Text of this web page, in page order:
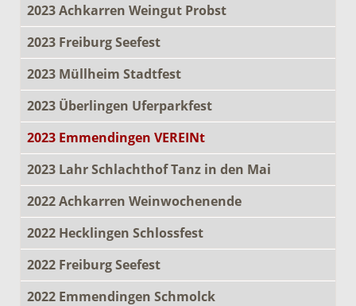
2023 Achkarren Weingut Probst
2023 Freiburg Seefest
2023 Müllheim Stadtfest
2023 Überlingen Uferparkfest
2023 Emmendingen VEREINt
2023 Lahr Schlachthof Tanz in den Mai
2022 Achkarren Weinwochenende
2022 Hecklingen Schlossfest
2022 Freiburg Seefest
2022 Emmendingen Schmolck